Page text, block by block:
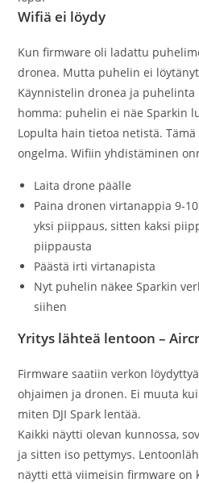
Wifiä ei löydy
Kun firmware oli ladattu
dronea. Mutta puhelin ei
Käynnistelin dronea ja puhelinta
homma: puhelin ei näe Sparkin
Lopulta hain tietoa netistä.
ongelma. Wifiin yhdistäminen
Laita drone päälle
Paina dronen virtanappia 9-
yksi piippaus, sitten kaksi
piippausta
Päästä irti virtanapista
Nyt puhelin näkee Sparkin
siihen
Yritys lähteä lentoon –
Firmware saatiin verkon
ohjaimen ja dronen. Ei muuta
miten DJI Spark lentää.
Kaikki näytti olevan kunnossa,
ja sitten iso pettymys.
näytti että viimeisin firmware on